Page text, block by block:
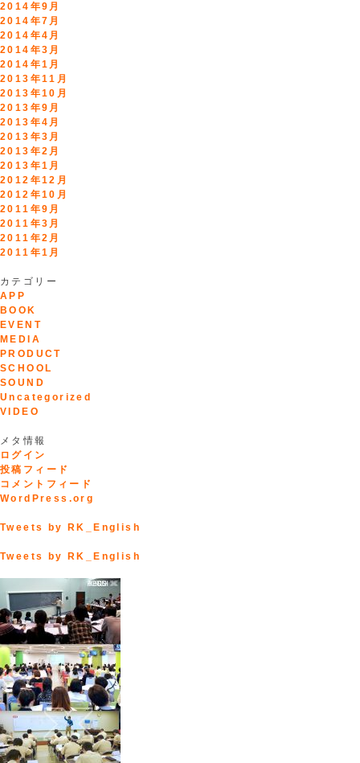
2014年9月
2014年7月
2014年4月
2014年3月
2014年1月
2013年11月
2013年10月
2013年9月
2013年4月
2013年3月
2013年2月
2013年1月
2012年12月
2012年10月
2011年9月
2011年3月
2011年2月
2011年1月
カテゴリー
APP
BOOK
EVENT
MEDIA
PRODUCT
SCHOOL
SOUND
Uncategorized
VIDEO
メタ情報
ログイン
投稿フィード
コメントフィード
WordPress.org
Tweets by RK_English
Tweets by RK_English